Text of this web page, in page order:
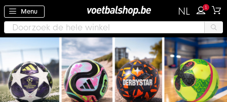
Menu NL 1